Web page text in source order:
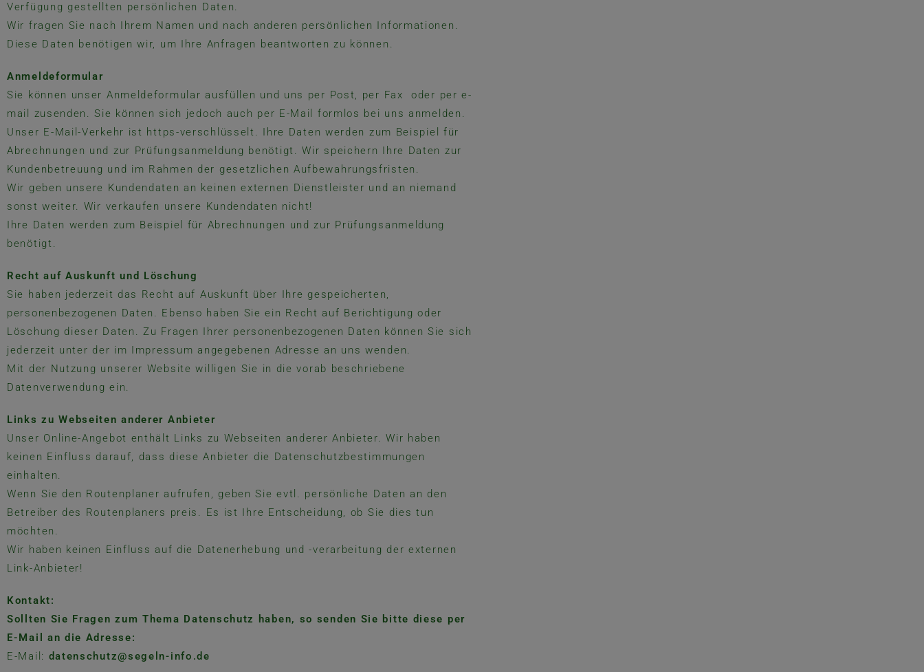
Verfügung gestellten persönlichen Daten.
Wir fragen Sie nach Ihrem Namen und nach anderen persönlichen Informationen.
Diese Daten benötigen wir, um Ihre Anfragen beantworten zu können.
Anmeldeformular
Sie können unser Anmeldeformular ausfüllen und uns per Post, per Fax oder per e-
mail zusenden. Sie können sich jedoch auch per E-Mail formlos bei uns anmelden.
Unser E-Mail-Verkehr ist https-verschlüsselt. Ihre Daten werden zum Beispiel für
Abrechnungen und zur Prüfungsanmeldung benötigt. Wir speichern Ihre Daten zur
Kundenbetreuung und im Rahmen der gesetzlichen Aufbewahrungsfristen.
Wir geben unsere Kundendaten an keinen externen Dienstleister und an niemand
sonst weiter. Wir verkaufen unsere Kundendaten nicht!
Ihre Daten werden zum Beispiel für Abrechnungen und zur Prüfungsanmeldung
benötigt.
Recht auf Auskunft und Löschung
Sie haben jederzeit das Recht auf Auskunft über Ihre gespeicherten,
personenbezogenen Daten. Ebenso haben Sie ein Recht auf Berichtigung oder
Löschung dieser Daten. Zu Fragen Ihrer personenbezogenen Daten können Sie sich
jederzeit unter der im Impressum angegebenen Adresse an uns wenden.
Mit der Nutzung unserer Website willigen Sie in die vorab beschriebene
Datenverwendung ein.
Links zu Webseiten anderer Anbieter
Unser Online-Angebot enthält Links zu Webseiten anderer Anbieter. Wir haben
keinen Einfluss darauf, dass diese Anbieter die Datenschutzbestimmungen
einhalten.
Wenn Sie den Routenplaner aufrufen, geben Sie evtl. persönliche Daten an den
Betreiber des Routenplaners preis. Es ist Ihre Entscheidung, ob Sie dies tun
möchten.
Wir haben keinen Einfluss auf die Datenerhebung und -verarbeitung der externen
Link-Anbieter!
Kontakt:
Sollten Sie Fragen zum Thema Datenschutz haben, so senden Sie bitte diese per
E-Mail an die Adresse:
E-Mail: datenschutz@segeln-info.de